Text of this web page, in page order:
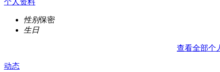
性别保密
生日
查看全部个
动态